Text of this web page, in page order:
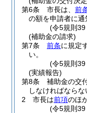
第6条
市長は、 前
の額を申請者に通
(令5規則
(補助金の請求)
第7条
前条に規定
い。
(令5規則
(実績報告)
第8条
補助金の交
しなければならな
2
市長は前項のほ
(令5規則